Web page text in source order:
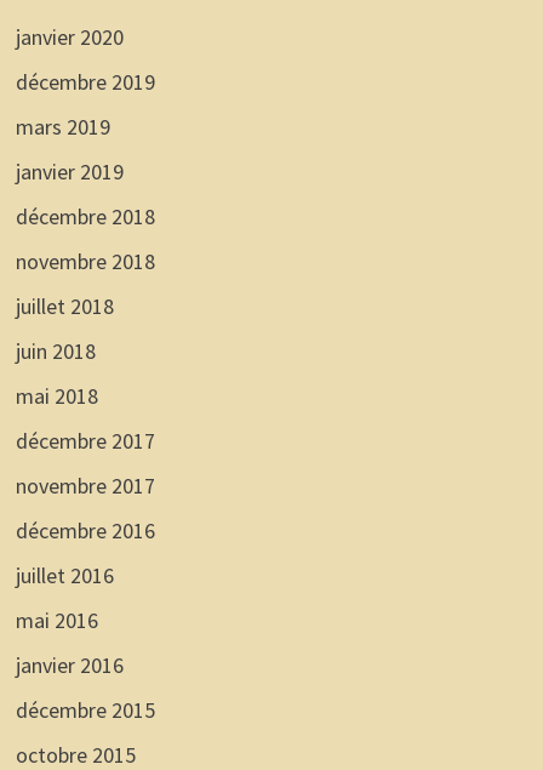
janvier 2020
décembre 2019
mars 2019
janvier 2019
décembre 2018
novembre 2018
juillet 2018
juin 2018
mai 2018
décembre 2017
novembre 2017
décembre 2016
juillet 2016
mai 2016
janvier 2016
décembre 2015
octobre 2015